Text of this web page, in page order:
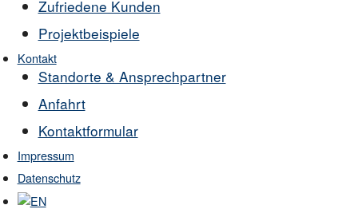
Zufriedene Kunden
Projektbeispiele
Kontakt
Standorte & Ansprechpartner
Anfahrt
Kontaktformular
Impressum
Datenschutz